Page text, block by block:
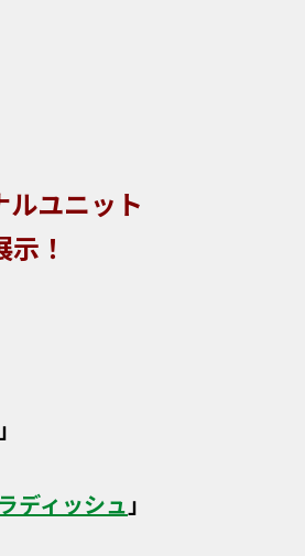
ユニット
！
」
ラディッシュ 」